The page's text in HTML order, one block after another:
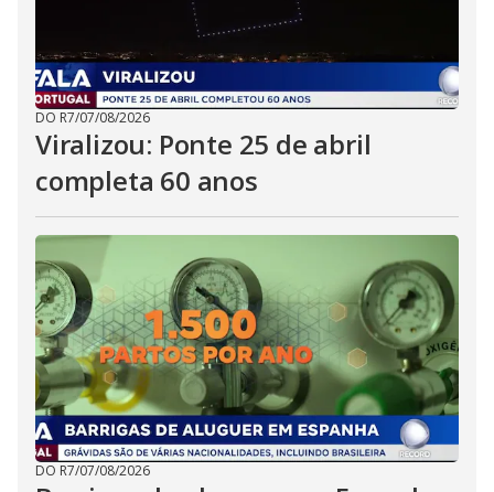
DO R7/07/08/2026
Viralizou: Ponte 25 de abril
completa 60 anos
DO R7/07/08/2026